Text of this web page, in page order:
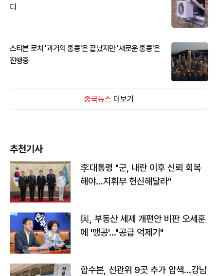
디
스티븐 로치 '과거의 홍콩'은 끝났지만 '새로운 홍콩'은
진행중
중국뉴스 더보기
추천기사
李대통령 "군, 내란 이후 신뢰 회복
해야…지휘부 헌신해달라"
與, 부동산 세제 개편안 비판 오세훈
에 '맹공'…"공급 억제기"
합수본, 선관위 9곳 추가 압색…강남